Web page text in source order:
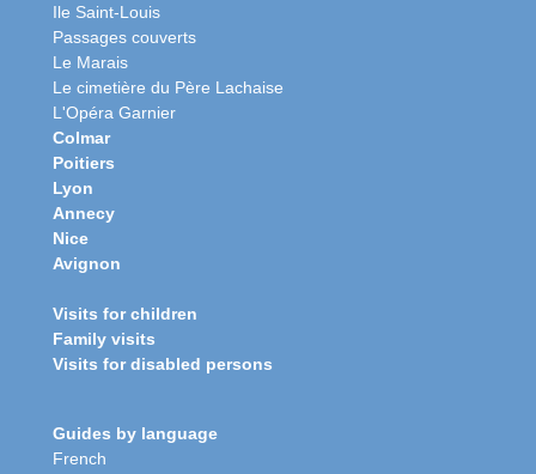
Ile Saint-Louis
Passages couverts
Le Marais
Le cimetière du Père Lachaise
L'Opéra Garnier
Colmar
Poitiers
Lyon
Annecy
Nice
Avignon
Visits for children
Family visits
Visits for disabled persons
Guides by language
French